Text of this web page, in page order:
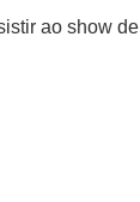
ao show